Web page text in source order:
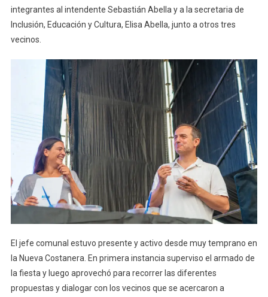
integrantes al intendente Sebastián Abella y a la secretaria de
Inclusión, Educación y Cultura, Elisa Abella, junto a otros tres
vecinos.
El jefe comunal estuvo presente y activo desde muy temprano en
la Nueva Costanera. En primera instancia superviso el armado de
la fiesta y luego aprovechó para recorrer las diferentes
propuestas y dialogar con los vecinos que se acercaron a